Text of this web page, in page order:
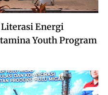
Energi
Youth Program